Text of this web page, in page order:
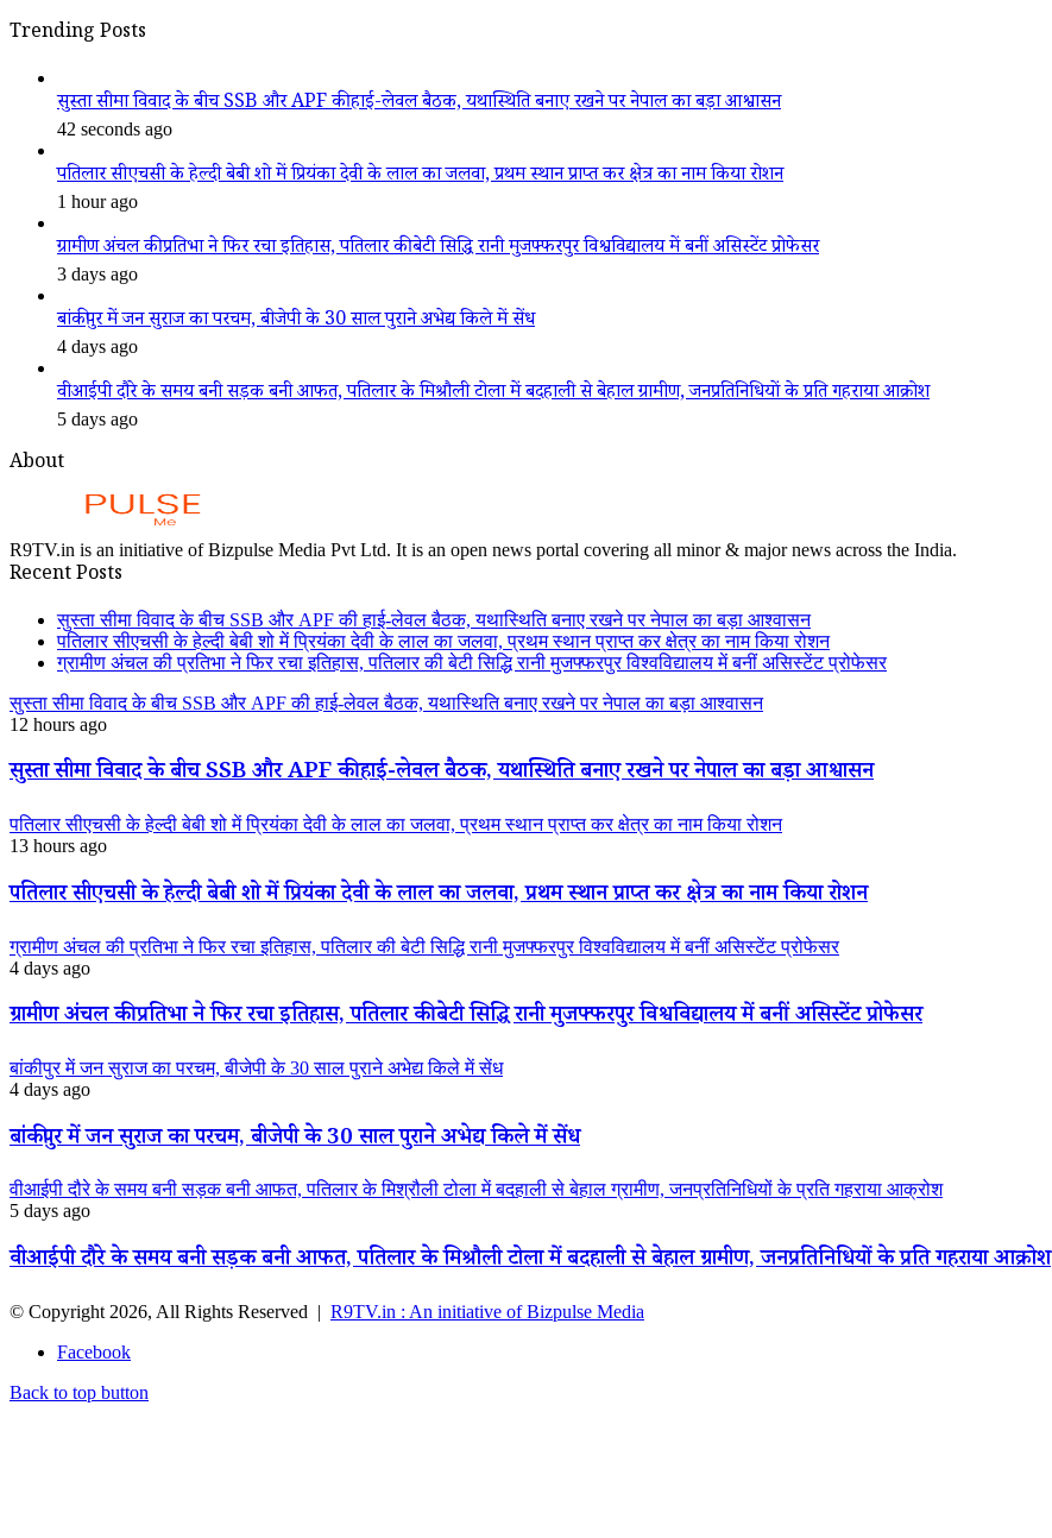
Trending Posts
सुस्ता सीमा विवाद के बीच SSB और APF की हाई-लेवल बैठक, यथास्थिति बनाए रखने पर नेपाल का बड़ा आश्वासन
42 seconds ago
पतिलार सीएचसी के हेल्दी बेबी शो में प्रियंका देवी के लाल का जलवा, प्रथम स्थान प्राप्त कर क्षेत्र का नाम किया रोशन
1 hour ago
ग्रामीण अंचल की प्रतिभा ने फिर रचा इतिहास, पतिलार की बेटी सिद्धि रानी मुजफ्फरपुर विश्वविद्यालय में बनीं असिस्टेंट प्रोफेसर
3 days ago
बांकीपुर में जन सुराज का परचम, बीजेपी के 30 साल पुराने अभेद्य किले में सेंध
4 days ago
वीआईपी दौरे के समय बनी सड़क बनी आफत, पतिलार के मिश्रौली टोला में बदहाली से बेहाल ग्रामीण, जनप्रतिनिधियों के प्रति गहराया आक्रोश
5 days ago
About
R9TV.in is an initiative of Bizpulse Media Pvt Ltd. It is an open news portal covering all minor & major news across the India.
Recent Posts
सुस्ता सीमा विवाद के बीच SSB और APF की हाई-लेवल बैठक, यथास्थिति बनाए रखने पर नेपाल का बड़ा आश्वासन
पतिलार सीएचसी के हेल्दी बेबी शो में प्रियंका देवी के लाल का जलवा, प्रथम स्थान प्राप्त कर क्षेत्र का नाम किया रोशन
ग्रामीण अंचल की प्रतिभा ने फिर रचा इतिहास, पतिलार की बेटी सिद्धि रानी मुजफ्फरपुर विश्वविद्यालय में बनीं असिस्टेंट प्रोफेसर
सुस्ता सीमा विवाद के बीच SSB और APF की हाई-लेवल बैठक, यथास्थिति बनाए रखने पर नेपाल का बड़ा आश्वासन
12 hours ago
सुस्ता सीमा विवाद के बीच SSB और APF की हाई-लेवल बैठक, यथास्थिति बनाए रखने पर नेपाल का बड़ा आश्वासन
पतिलार सीएचसी के हेल्दी बेबी शो में प्रियंका देवी के लाल का जलवा, प्रथम स्थान प्राप्त कर क्षेत्र का नाम किया रोशन
13 hours ago
पतिलार सीएचसी के हेल्दी बेबी शो में प्रियंका देवी के लाल का जलवा, प्रथम स्थान प्राप्त कर क्षेत्र का नाम किया रोशन
ग्रामीण अंचल की प्रतिभा ने फिर रचा इतिहास, पतिलार की बेटी सिद्धि रानी मुजफ्फरपुर विश्वविद्यालय में बनीं असिस्टेंट प्रोफेसर
4 days ago
ग्रामीण अंचल की प्रतिभा ने फिर रचा इतिहास, पतिलार की बेटी सिद्धि रानी मुजफ्फरपुर विश्वविद्यालय में बनीं असिस्टेंट प्रोफेसर
बांकीपुर में जन सुराज का परचम, बीजेपी के 30 साल पुराने अभेद्य किले में सेंध
4 days ago
बांकीपुर में जन सुराज का परचम, बीजेपी के 30 साल पुराने अभेद्य किले में सेंध
वीआईपी दौरे के समय बनी सड़क बनी आफत, पतिलार के मिश्रौली टोला में बदहाली से बेहाल ग्रामीण, जनप्रतिनिधियों के प्रति गहराया आक्रोश
5 days ago
वीआईपी दौरे के समय बनी सड़क बनी आफत, पतिलार के मिश्रौली टोला में बदहाली से बेहाल ग्रामीण, जनप्रतिनिधियों के प्रति गहराया आक्रोश
© Copyright 2026, All Rights Reserved | R9TV.in : An initiative of Bizpulse Media
Facebook
Back to top button